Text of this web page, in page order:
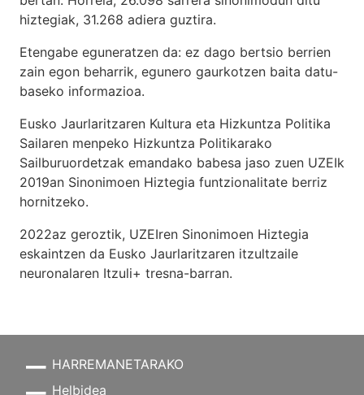
hiztegiak, 31.268 adiera guztira.
Etengabe eguneratzen da: ez dago bertsio berrien
zain egon beharrik, egunero gaurkotzen baita datu-
baseko informazioa.
Eusko Jaurlaritzaren Kultura eta Hizkuntza Politika
Sailaren menpeko Hizkuntza Politikarako
Sailburuordetzak emandako babesa jaso zuen UZEIk
2019an Sinonimoen Hiztegia funtzionalitate berriz
hornitzeko.
2022az geroztik, UZEIren Sinonimoen Hiztegia
eskaintzen da Eusko Jaurlaritzaren itzultzaile
neuronalaren Itzuli+ tresna-barran.
HARREMANETARAKO
Helbidea